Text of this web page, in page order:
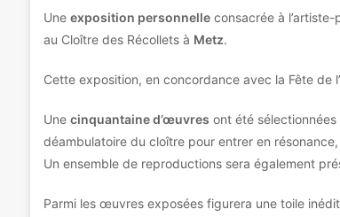
Une exposition personnelleconsacrée à l’artiste-
au Cloître des Récollets à Metz.
Cette exposition, en concordance avec la Fête de
Une cinquantaine d’œuvres ont été
déambulatoire du cloître pour entrer en
Un ensemble de reproductions sera également
Parmi les œuvres exposées figurera une toile